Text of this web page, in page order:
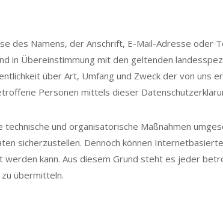
des Namens, der Anschrift, E-Mail-Adresse
in Übereinstimmung mit den geltenden
über Art, Umfang und Zweck der von uns
Personen mittels dieser
und organisatorische Maßnahmen
sicherzustellen. Dennoch können
kann. Aus diesem Grund steht es jeder
übermitteln.